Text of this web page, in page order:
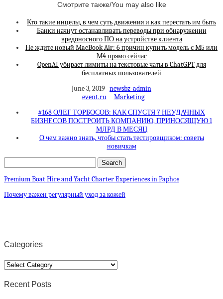
Смотрите также/You may also like
Кто такие инцелы, в чем суть движения и как перестать им быть
Банки начнут останавливать переводы при обнаружении
вредоносного ПО на устройстве клиента
Не ждите новый MacBook Air: 6 причин купить модель с M5 или
M4 прямо сейчас
OpenAI убирает лимиты на текстовые чаты в ChatGPT для
бесплатных пользователей
June 3, 2019 newsbz-admin
event.ru
Marketing
#168 ОЛЕГ ТОРБОСОВ: КАК СПУСТЯ 7 НЕУДАЧНЫХ
БИЗНЕСОВ ПОСТРОИТЬ КОМПАНИЮ, ПРИНОСЯЩУЮ 1
МЛРД В МЕСЯЦ
О чем важно знать, чтобы стать тестировщиком: советы
новичкам
Premium Boat Hire and Yacht Charter Experiences in Paphos
Почему важен регулярный уход за кожей
Categories
Categories
Recent Posts